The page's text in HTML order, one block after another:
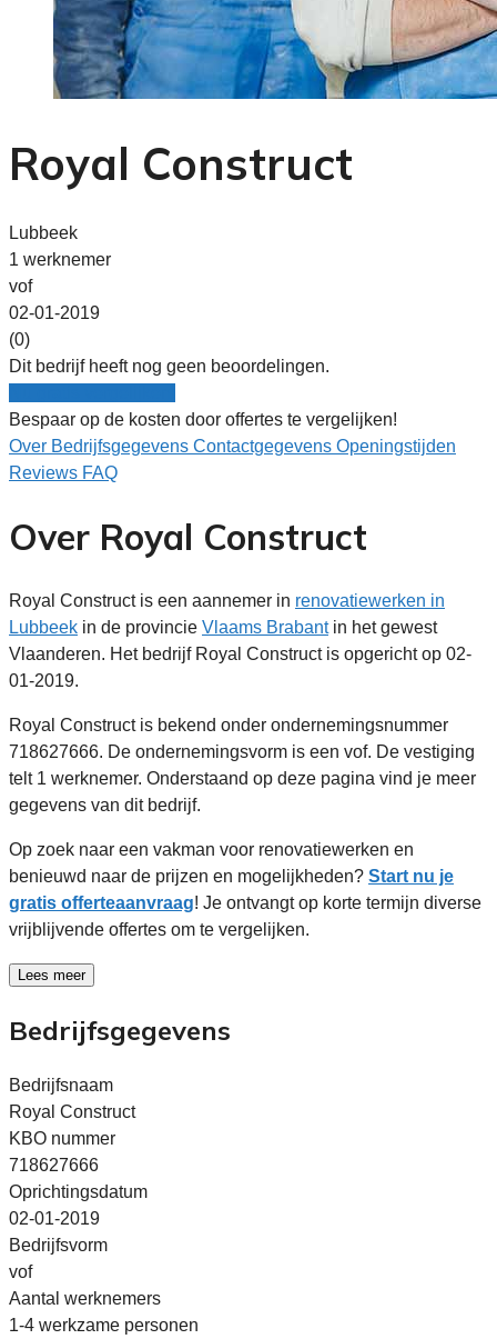
Royal Construct
Lubbeek
1 werknemer
vof
02-01-2019
(0)
Dit bedrijf heeft nog geen beoordelingen.
Bespaar op de kosten door offertes te vergelijken!
Over Bedrijfsgegevens Contactgegevens Openingstijden
Reviews FAQ
Over Royal Construct
Royal Construct is een aannemer in renovatiewerken in
Lubbeek in de provincie Vlaams Brabantin het gewest
Vlaanderen. Het bedrijf Royal Construct is opgericht op 02-
01-2019.
Royal Construct is bekend onder ondernemingsnummer
718627666. De ondernemingsvorm is een vof. De vestiging
telt 1 werknemer. Onderstaand op deze pagina vind je meer
gegevens van dit bedrijf.
Op zoek naar een vakman voor renovatiewerken en
benieuwd naar de prijzen en mogelijkheden? Start nu je
gratis offerteaanvraag! Je ontvangt op korte termijn diverse
vrijblijvende offertes om te vergelijken.
Lees meer
Bedrijfsgegevens
Bedrijfsnaam
Royal Construct
KBO nummer
718627666
Oprichtingsdatum
02-01-2019
Bedrijfsvorm
vof
Aantal werknemers
1-4 werkzame personen